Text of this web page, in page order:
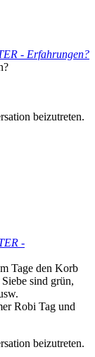
- Erfahrungen?
beizutreten.
-
Tage den Korb
sind grün,
Robi Tag und
beizutreten.